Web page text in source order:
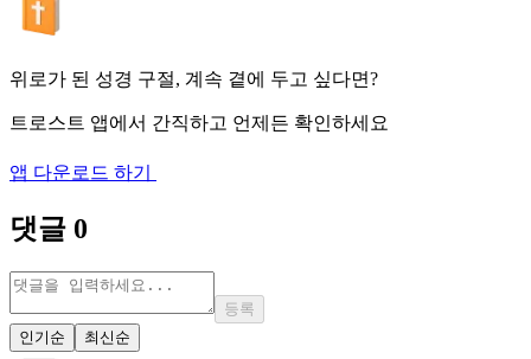
위로가 된 성경 구절, 계속 곁에 두고 싶다면?
트로스트 앱에서 간직하고 언제든 확인하세요
앱 다운로드 하기
댓글 0
등록
인기순
최신순